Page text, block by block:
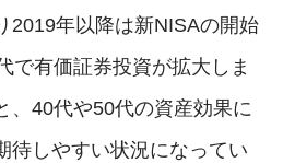
2019年以降は新NISAの開始
で有価証券投資が拡大しま
、40代や50代の資産効果に
待しやすい状況になってい